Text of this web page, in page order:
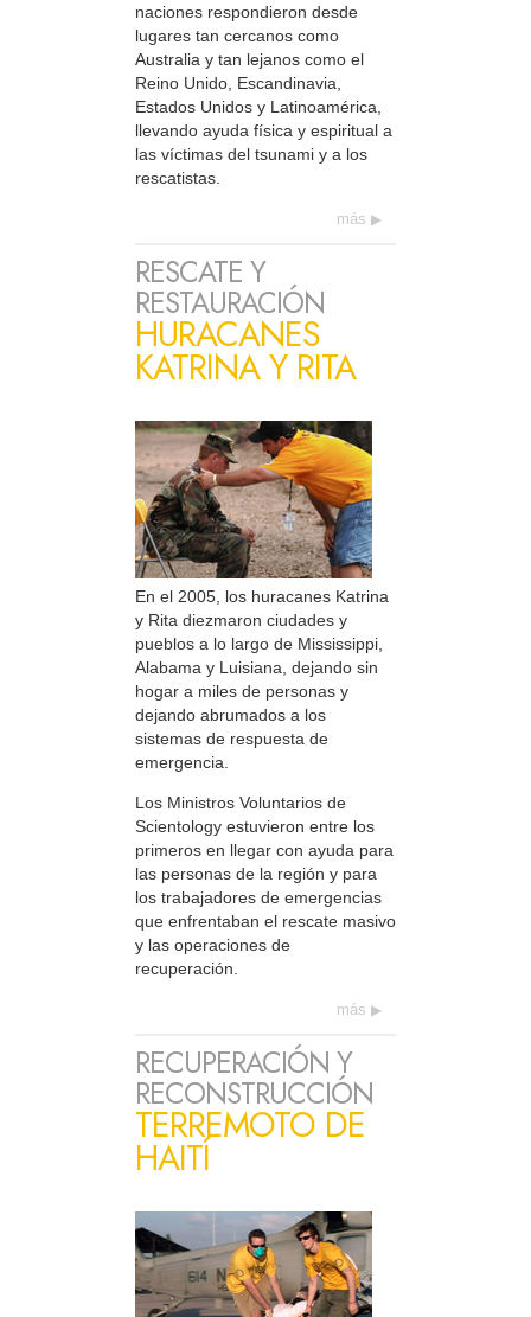
naciones respondieron desde
lugares tan cercanos como
Australia y tan lejanos como el
Reino Unido, Escandinavia,
Estados Unidos y Latinoamérica,
llevando ayuda física y espiritual a
las víctimas del tsunami y a los
rescatistas.
más
RESCATE Y
RESTAURACIÓN
HURACANES
KATRINA Y RITA
En el 2005, los huracanes Katrina
y Rita diezmaron ciudades y
pueblos a lo largo de Mississippi,
Alabama y Luisiana, dejando sin
hogar a miles de personas y
dejando abrumados a los
sistemas de respuesta de
emergencia.
Los Ministros Voluntarios de
Scientology estuvieron entre los
primeros en llegar con ayuda para
las personas de la región y para
los trabajadores de emergencias
que enfrentaban el rescate masivo
y las operaciones de
recuperación.
más
RECUPERACIÓN Y
RECONSTRUCCIÓN
TERREMOTO DE
HAITÍ